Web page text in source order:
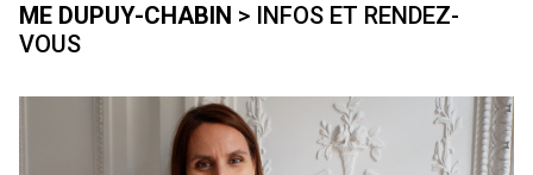
ME DUPUY-CHABIN > INFOS ET RENDEZ-
VOUS